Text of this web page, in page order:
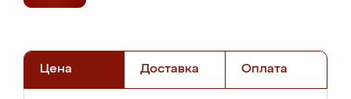
Цена Доставка Оплата